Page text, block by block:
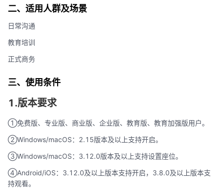
二、适用人群及场景
日常沟通
教育培训
正式商务
三、使用条件
1.版本要求
①免费版、专业版、商业版、企业版、教育版、教育加强版用户。
②Windows/macOS：2.15版本及以上支持开启。
③Windows/macOS：3.12.0版本及以上支持设置座位。
④Android/iOS：3.12.0及以上版本支持开启，3.8.0及以上版本支
持观看。